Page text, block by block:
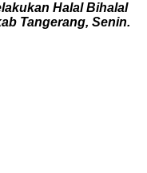
Halal Bihalal
Tangerang, Senin.